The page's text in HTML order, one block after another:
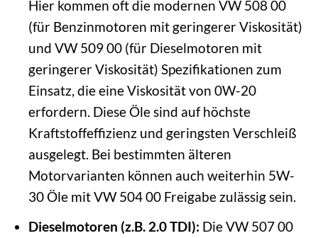
Hier kommen oft die modernen VW 508 00
(für Benzinmotoren mit geringerer Viskosität)
und VW 509 00 (für Dieselmotoren mit
geringerer Viskosität) Spezifikationen zum
Einsatz, die eine Viskosität von 0W-20
erfordern. Diese Öle sind auf höchste
Kraftstoffeffizienz und geringsten Verschleiß
ausgelegt. Bei bestimmten älteren
Motorvarianten können auch weiterhin 5W-
30 Öle mit VW 504 00 Freigabe zulässig sein.
Dieselmotoren (z.B. 2.0 TDI): Die VW 507 00